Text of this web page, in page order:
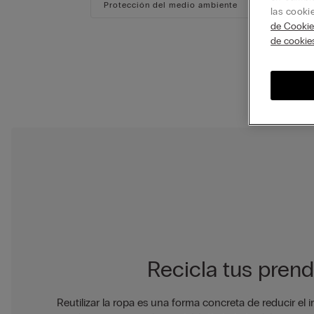
Protección del medio ambiente
Recicla tus
Reutilizar la ropa es una forma concreta de reducir el
las
de
de